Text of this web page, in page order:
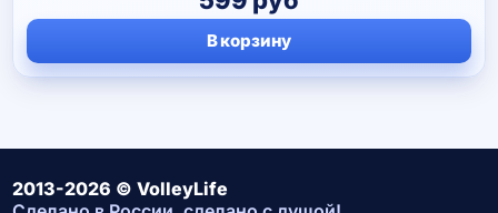
В корзину
2013-2026 © VolleyLife